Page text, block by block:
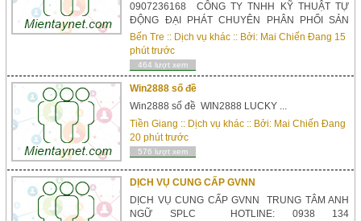
0907236168 CÔNG TY TNHH KỸ THUẬT TỰ
ĐỘNG ĐẠI PHÁT CHUYÊN PHÂN PHỐI SẢN
PHẨM BIẾN TẦN ENC,
PLC HOTLINE: 0907236168 - 0907236168...
Bến Tre :: Dịch vụ khác :: Bởi: Mai Chiến Đang 15
phút trước
464 lượt xem
Win2888 số đề
Win2888 số đề WIN2888 LUCKY ...
Tiền Giang :: Dịch vụ khác :: Bởi: Mai Chiến Đang
20 phút trước
576 lượt xem
DỊCH VỤ CUNG CẤP GVNN
DỊCH VỤ CUNG CẤP GVNN TRUNG TÂM ANH
NGỮ SPLC HOTLINE: 0938 134